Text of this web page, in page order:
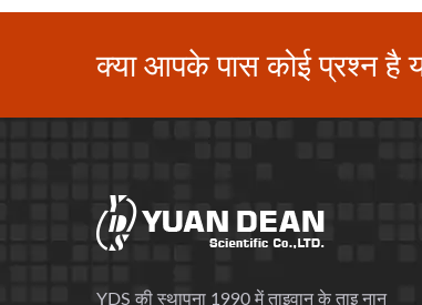
क्या आपके पास कोई प्रश्न है
YDS की स्थापना 1990 में ताइवान के ताइ नान